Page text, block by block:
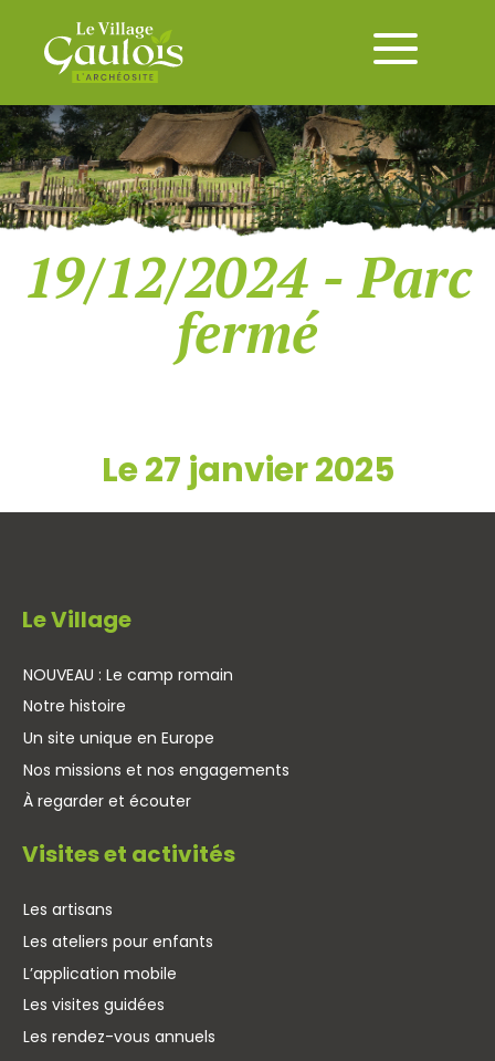
19/12/2024 - Parc
fermé
Le 27 janvier 2025
Le Village
NOUVEAU : Le camp romain
Notre histoire
Un site unique en Europe
Nos missions et nos engagements
À regarder et écouter
Visites et activités
Les artisans
Les ateliers pour enfants
L’application mobile
Les visites guidées
Les rendez-vous annuels